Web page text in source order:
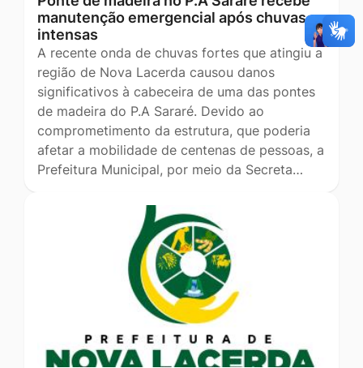
manutenção emergencial após chuvas
intensas
A recente onda de chuvas fortes que atingiu a
região de Nova Lacerda causou danos
significativos à cabeceira de uma das pontes
de madeira do P.A Sararé. Devido ao
comprometimento da estrutura, que poderia
afetar a mobilidade de centenas de pessoas, a
Prefeitura Municipal, por meio da Secreta…